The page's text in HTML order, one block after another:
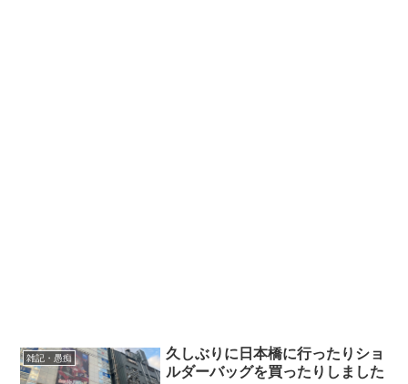
雑記・愚痴
久しぶりに日本橋に行ったりショ
ルダーバッグを買ったりしました